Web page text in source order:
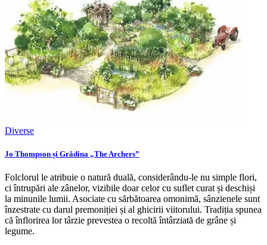
Diverse
Jo Thompson și Grădina „The Archers”
Folclorul le atribuie o natură duală, considerându-le nu simple flori,
ci întrupări ale zânelor, vizibile doar celor cu suflet curat și deschiși
la minunile lumii. Asociate cu sărbătoarea omonimă, sânzienele sunt
înzestrate cu darul premoniției și al ghicirii viitorului. Tradiția spunea
că înflorirea lor târzie prevestea o recoltă întârziată de grâne și
legume.